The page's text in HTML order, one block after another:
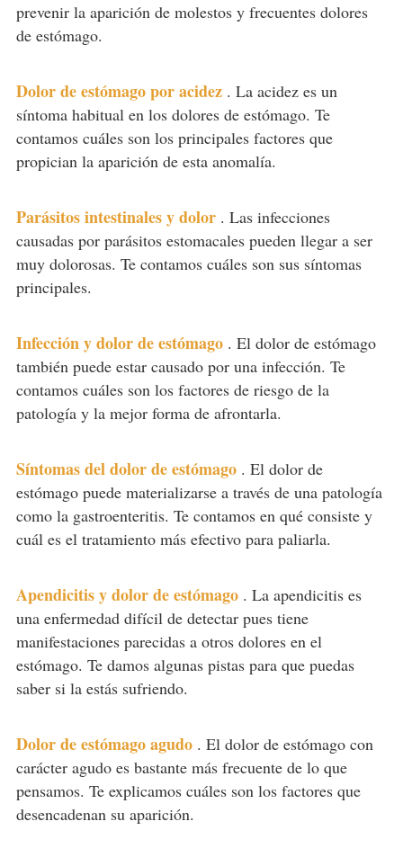
prevenir la aparición de molestos y frecuentes dolores
de estómago.
Dolor de estómago por acidez . La acidez es un
síntoma habitual en los dolores de estómago. Te
contamos cuáles son los principales factores que
propician la aparición de esta anomalía.
Parásitos intestinales y dolor . Las infecciones
causadas por parásitos estomacales pueden llegar a ser
muy dolorosas. Te contamos cuáles son sus síntomas
principales.
Infección y dolor de estómago . El dolor de estómago
también puede estar causado por una infección. Te
contamos cuáles son los factores de riesgo de la
patología y la mejor forma de afrontarla.
Síntomas del dolor de estómago . El dolor de
estómago puede materializarse a través de una patología
como la gastroenteritis. Te contamos en qué consiste y
cuál es el tratamiento más efectivo para paliarla.
Apendicitis y dolor de estómago . La apendicitis es
una enfermedad difícil de detectar pues tiene
manifestaciones parecidas a otros dolores en el
estómago. Te damos algunas pistas para que puedas
saber si la estás sufriendo.
Dolor de estómago agudo . El dolor de estómago con
carácter agudo es bastante más frecuente de lo que
pensamos. Te explicamos cuáles son los factores que
desencadenan su aparición.